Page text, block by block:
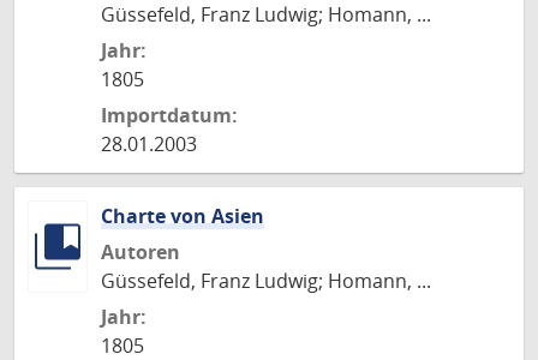
Güssefeld, Franz Ludwig; Homann, ...
Jahr:
1805
Importdatum:
28.01.2003
Charte von Asien
Autoren
Güssefeld, Franz Ludwig; Homann, ...
Jahr:
1805